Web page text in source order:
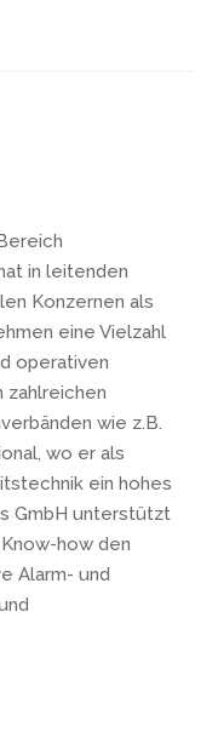
in leitenden
Konzernen als
eine Vielzahl
operativen
wie z.B.
wo er als
ein hohes
GmbH unterstützt
how den
Alarm- und